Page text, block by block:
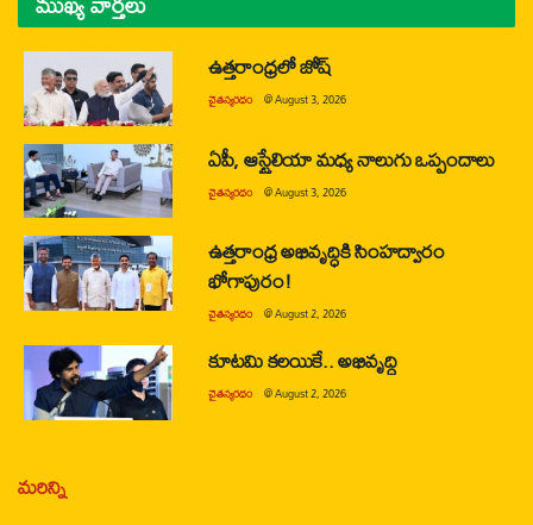
ఉత్తరాంధ్రలో జోష్
చైతన్యరధం @August 3, 2026
ఏపీ, ఆస్ట్రేలియా మధ్య నాలుగు ఒప్పందాలు
చైతన్యరధం @August 3, 2026
ఉత్తరాంధ్ర అభివృద్ధికి సింహద్వారం
భోగాపురం!
చైతన్యరధం @August 2, 2026
కూటమి కలయికే.. అభివృద్ధి
చైతన్యరధం @August 2, 2026
మరిన్ని